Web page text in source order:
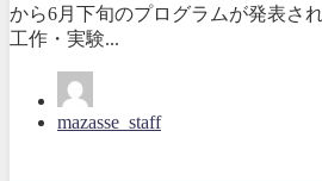
から6月下旬のプログラムが発表さ
工作・実験...
mazasse_staff